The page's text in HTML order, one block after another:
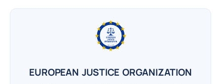
EUROPEAN JUSTICE ORGANIZATION